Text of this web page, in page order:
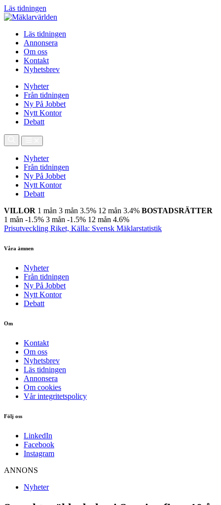
Läs tidningen
Läs tidningen
Annonsera
Om oss
Kontakt
Nyhetsbrev
Nyheter
Från tidningen
Ny På Jobbet
Nytt Kontor
Debatt
Nyheter
Från tidningen
Ny På Jobbet
Nytt Kontor
Debatt
VILLOR 1 mån 3 mån 3.5% 12 mån 3.4% BOSTADSRÄTTER
1 mån -1.5% 3 mån -1.5% 12 mån 4.6%
Prisutveckling Riket, Källa: Svensk Mäklarstatistik
Våra ämnen
Nyheter
Från tidningen
Ny På Jobbet
Nytt Kontor
Debatt
Om
Kontakt
Om oss
Nyhetsbrev
Läs tidningen
Annonsera
Om cookies
Vår integritetspolicy
Följ oss
LinkedIn
Facebook
Instagram
ANNONS
Nyheter